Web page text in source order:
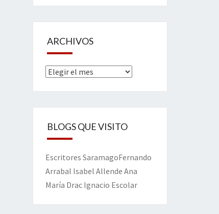
ARCHIVOS
Archivos
BLOGS QUE VISITO
Escritores SaramagoFernando
Arrabal Isabel Allende Ana
María Drac Ignacio Escolar